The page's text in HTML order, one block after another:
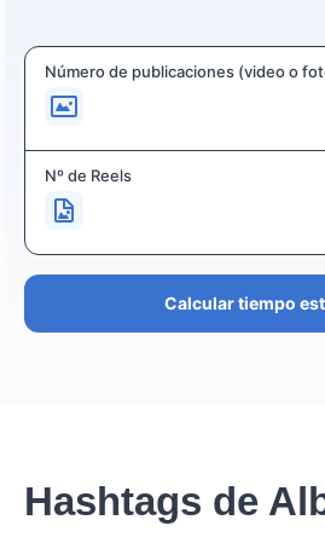
Número de publicaciones (video o
Nº de Reels
Calcular tiempo
Hashtags de